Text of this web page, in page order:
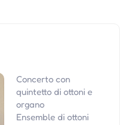
Concerto con
quintetto di ottoni e
organo
Ensemble di ottoni